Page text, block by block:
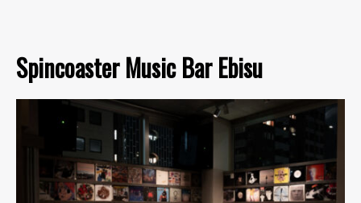
Spincoaster Music Bar Ebisu